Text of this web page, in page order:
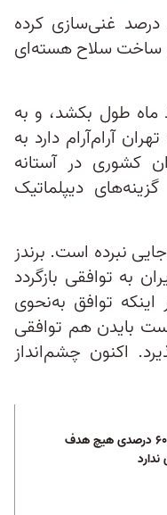
ایران اورانیوم را تا خلوص ۸۴ درصد غنی‌سازی کرده
برای ساخت سلاح هسته‌ای
طول بکشد، و به
آرام‌آرام دارد به
کشوری در آستانه
دیپلماتیک
نبرده است. برندز
به توافقی بازگردد
توافق به‌نحوی
بایدن هم توافقی
اکنون چشم‌انداز
آمریکا: غنی‌سازی ۶۰ درصدی هیچ هدف